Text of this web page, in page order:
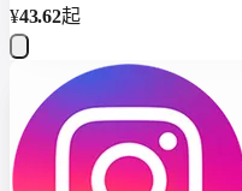
¥43.62起